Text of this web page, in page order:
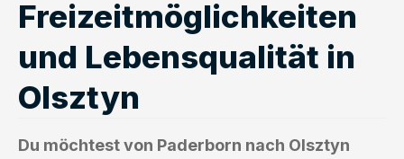
Freizeitmöglichkeiten
und Lebensqualität in
Olsztyn
Du möchtest von Paderborn nach Olsztyn